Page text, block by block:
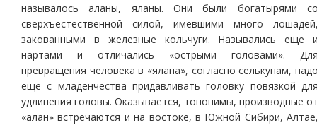
называлось аланы, яланы. Они были богатырями
сверхъестественной силой, имевшими много
закованными в железные кольчуги. Назывались еще
нартами и отличались «острыми головами».
превращения человека в «ялана», согласно селькупам,
еще с младенчества придавливать головку повязкой
удлинения головы. Оказывается, топонимы, производные
«алан» встречаются и на востоке, в Южной Сибири,